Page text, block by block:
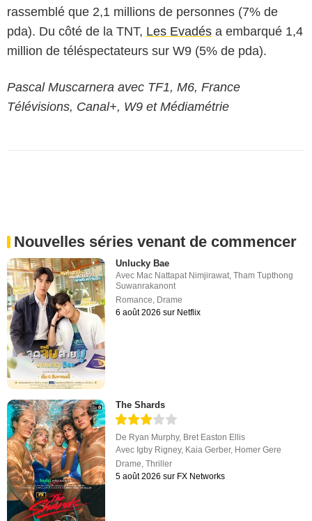
rassemblé que 2,1 millions de personnes (7% de
pda). Du côté de la TNT, Les Evadés a embarqué 1,4
million de téléspectateurs sur W9 (5% de pda).
Pascal Muscarnera avec TF1, M6, France
Télévisions, Canal+, W9 et Médiamétrie
Nouvelles séries venant de commencer
Unlucky Bae
Avec Mac Nattapat Nimjirawat,Tham Tupthong
Suwanrakanont
Romance, Drame
6 août 2026 sur Netflix
The Shards
De Ryan Murphy, Bret Easton Ellis
Avec Igby Rigney, Kaia Gerber, Homer Gere
Drame,Thriller
5 août 2026 sur FX Networks